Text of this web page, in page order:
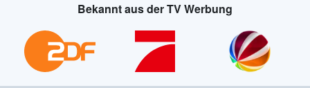
Bekannt aus der TV Werbung